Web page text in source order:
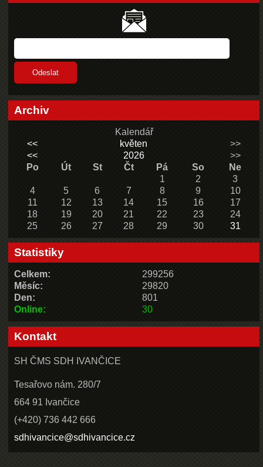
Archiv
Kalendář
<<
květen
>>
<<
2026
>>
Po
Út St Čt Pá So
Ne
1
2
3
4
5 6 7 8 9
10
11
12 13 14 15 16
17
18
19 20 21 22 23
24
25
26 27 28 29 30 31
Statistiky
Online: 30
Celkem:
299256
Měsíc:
29820
Den:
801
Kontakt
SH ČMS SDH IVANČICE
Tesařovo nám. 280/7
664 91 Ivančice
(+420) 736 442 666
sdhivancice@sdhivancice.cz